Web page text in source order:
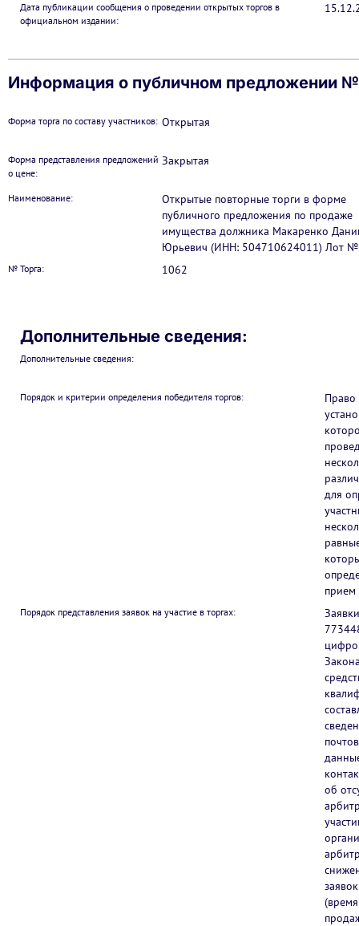
Дата публикации сообщения о проведении открытых торгов в
официальном издании:
Информация о публичном предложении
Форма торга по составу участников: Открытая
Форма представления предложений
о цене:
Закрытая
Наименование:
Открытые повторные торги в форме
публичного предложения по продаже
имущества должника Макаренко
Юрьевич (ИНН: 504710624011) Лот
№ Торга: 1062
Дополнительные сведения:
Дополнительные сведения:
Порядок и критерии определения победителя торгов:
Право
для
прием
Порядок представления заявок на участие в торгах:
об